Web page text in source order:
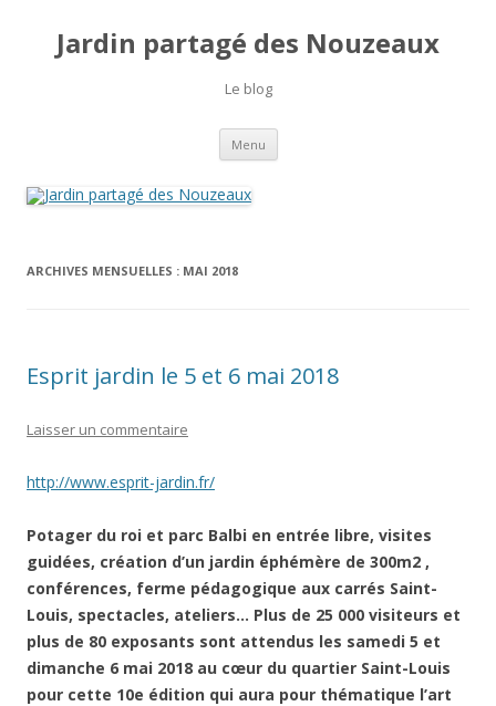
Jardin partagé des Nouzeaux
Le blog
Menu Aller
contenu
ARCHIVES MENSUELLES : MAI 2018
Esprit jardin le 5 et 6 mai 2018
Laisser un commentaire
http://www.esprit-jardin.fr/
Potager du roi et parc Balbi en entrée libre, visites
guidées, création d’un jardin éphémère de 300m2 ,
conférences, ferme pédagogique aux carrés Saint-
Louis, spectacles, ateliers… Plus de 25 000 visiteurs et
plus de 80 exposants sont attendus les samedi 5 et
dimanche 6 mai 2018 au cœur du quartier Saint-Louis
pour cette 10e édition qui aura pour thématique l’art